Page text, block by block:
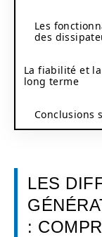
Les
des
La fiabilité et
long terme
Conclusions
LES
: